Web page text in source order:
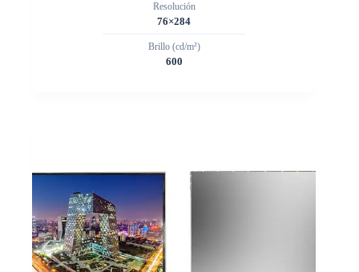
Resolución
76×284
Brillo (cd/m²)
600